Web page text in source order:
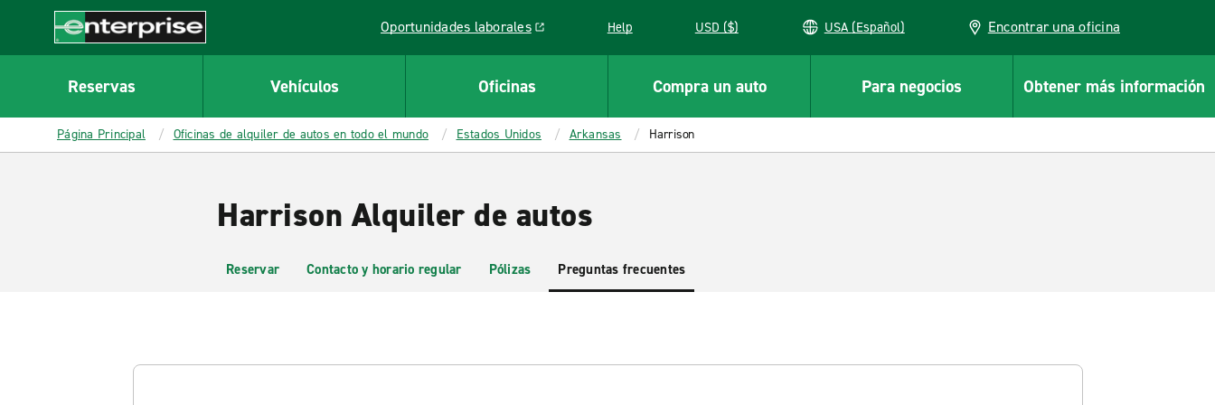
CONTENT
Enterprise
Oportunidades laborales
Link opens in a new window Help USD ($) USA (Español) Encontrar una oficina
Reservas Vehículos Oficinas Compra un auto Para negocios Obtener más información
Página Principal Oficinas de alquiler de autos en todo el mundo Estados Unidos Arkansas Harrison
Harrison Alquiler de autos
Reservar Contacto y horario regular Pólizas Preguntas frecuentes